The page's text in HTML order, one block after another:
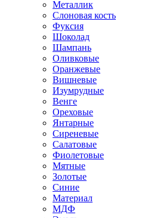
Металлик
Слоновая кость
Фуксия
Шоколад
Шампань
Оливковые
Оранжевые
Вишневые
Изумрудные
Венге
Ореховые
Янтарные
Сиреневые
Салатовые
Фиолетовые
Мятные
Золотые
Синие
Материал
МДФ